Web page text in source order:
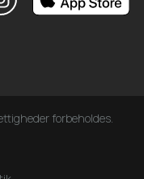
forbeholdes.